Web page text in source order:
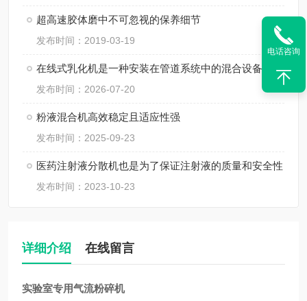
超高速胶体磨中不可忽视的保养细节
发布时间：2019-03-19
在线式乳化机是一种安装在管道系统中的混合设备
发布时间：2026-07-20
粉液混合机高效稳定且适应性强
发布时间：2025-09-23
医药注射液分散机也是为了保证注射液的质量和安全性
发布时间：2023-10-23
详细介绍 在线留言
实验室专用气流粉碎机
电话咨询